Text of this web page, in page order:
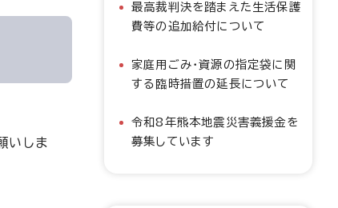
いしま
最高裁判決を踏まえた生活保護
費等の追加給付について
家庭用ごみ・資源の指定袋に関
する臨時措置の延長について
令和8年熊本地震災害義援金を
募集しています